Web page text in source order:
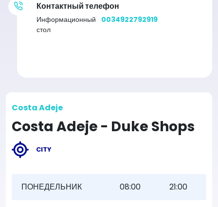
Costa Adeje
Costa Adeje - Duke Shops
CITY
ПОНЕДЕЛЬНИК 08:00 21:00
Контактный телефон
Информационный
стол
0034922792919